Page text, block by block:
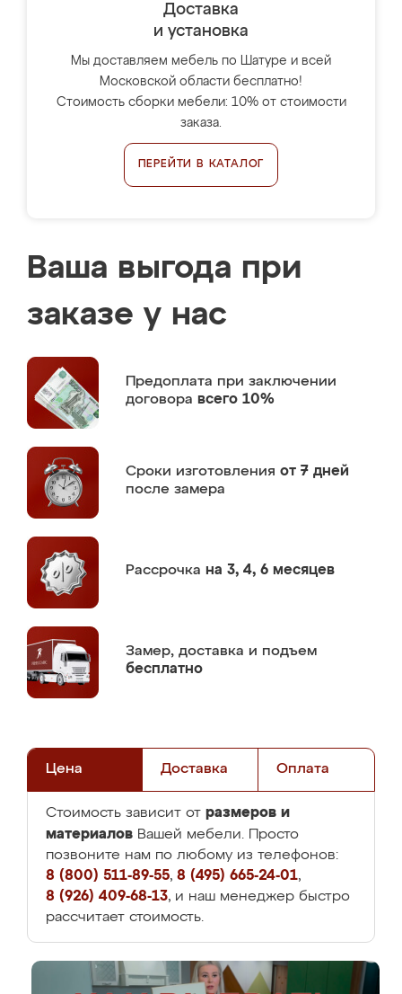
Доставка
и установка
Мы доставляем мебель по Шатуре и всей
Московской области бесплатно!
Стоимость сборки мебели: 10% от стоимости
заказа.
ПЕРЕЙТИ В КАТАЛОГ
Ваша выгода при
заказе у нас
Предоплата при заключении
договора всего 10%
Сроки изготовления от 7 дней
после замера
Рассрочка на 3, 4, 6 месяцев
Замер, доставка и подъем
бесплатно
Цена Доставка Оплата
Стоимость зависит от размеров и
материалов Вашей мебели. Просто
позвоните нам по любому из телефонов:
8 (800) 511-89-55, 8 (495) 665-24-01,
8 (926) 409-68-13, и наш менеджер быстро
рассчитает стоимость.